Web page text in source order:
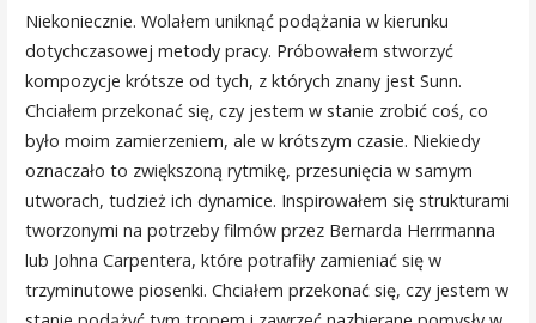
Niekoniecznie. Wolałem uniknąć podążania w kierunku
dotychczasowej metody pracy. Próbowałem stworzyć
kompozycje krótsze od tych, z których znany jest Sunn.
Chciałem przekonać się, czy jestem w stanie zrobić coś, co
było moim zamierzeniem, ale w krótszym czasie. Niekiedy
oznaczało to zwiększoną rytmikę, przesunięcia w samym
utworach, tudzież ich dynamice. Inspirowałem się strukturami
tworzonymi na potrzeby filmów przez Bernarda Herrmanna
lub Johna Carpentera, które potrafiły zamieniać się w
trzyminutowe piosenki. Chciałem przekonać się, czy jestem w